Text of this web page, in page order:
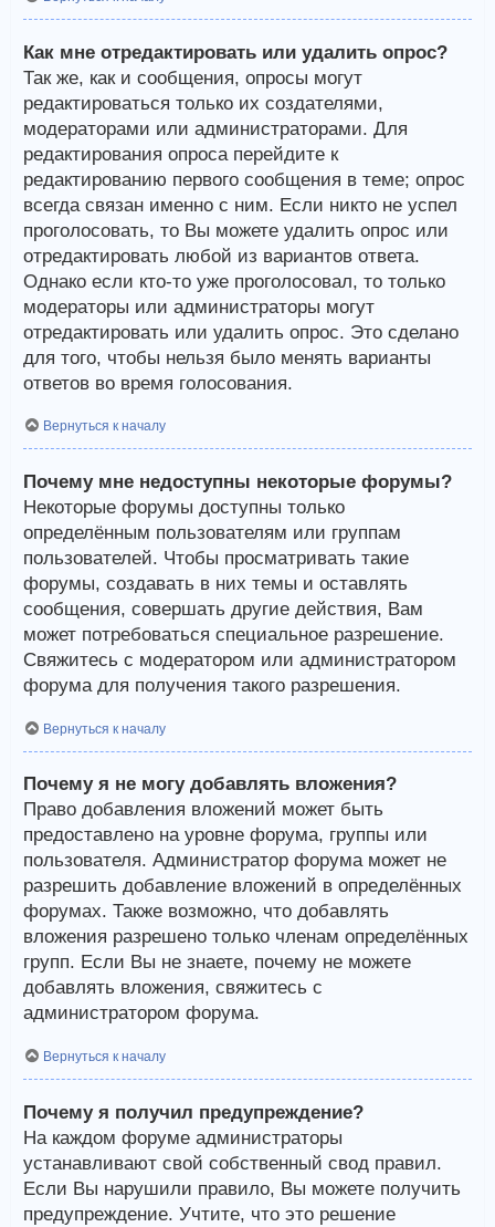
Как мне отредактировать или удалить опрос?
Так же, как и сообщения, опросы могут
редактироваться только их создателями,
модераторами или администраторами. Для
редактирования опроса перейдите к
редактированию первого сообщения в теме; опрос
всегда связан именно с ним. Если никто не успел
проголосовать, то Вы можете удалить опрос или
отредактировать любой из вариантов ответа.
Однако если кто-то уже проголосовал, то только
модераторы или администраторы могут
отредактировать или удалить опрос. Это сделано
для того, чтобы нельзя было менять варианты
ответов во время голосования.
Вернуться к началу
Почему мне недоступны некоторые форумы?
Некоторые форумы доступны только
определённым пользователям или группам
пользователей. Чтобы просматривать такие
форумы, создавать в них темы и оставлять
сообщения, совершать другие действия, Вам
может потребоваться специальное разрешение.
Свяжитесь с модератором или администратором
форума для получения такого разрешения.
Вернуться к началу
Почему я не могу добавлять вложения?
Право добавления вложений может быть
предоставлено на уровне форума, группы или
пользователя. Администратор форума может не
разрешить добавление вложений в определённых
форумах. Также возможно, что добавлять
вложения разрешено только членам определённых
групп. Если Вы не знаете, почему не можете
добавлять вложения, свяжитесь с
администратором форума.
Вернуться к началу
Почему я получил предупреждение?
На каждом форуме администраторы
устанавливают свой собственный свод правил.
Если Вы нарушили правило, Вы можете получить
предупреждение. Учтите, что это решение